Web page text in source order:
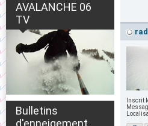
AVALANCHE 06
TV
Bulletins
d'enneigement
Inscrit